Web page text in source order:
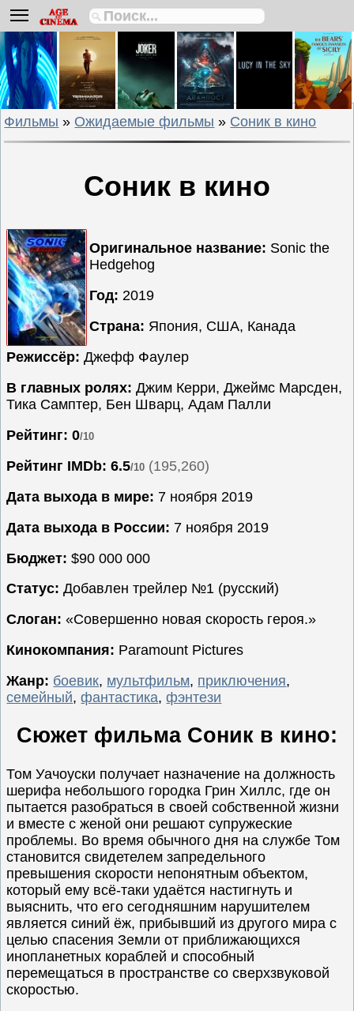
Биографии
Боевики
Вестерны
Военные
Детективы
Драмы
Мелодрамы
Мультфильмы
Мюзиклы
Приключения
Русские
фильмы
Сериалы
Ужасы
Фантастика
Новинки
кино
Фильмы » Ожидаемые фильмы » Соник в кино
Соник в кино
Оригинальное название: Sonic the
Hedgehog
Год: 2019
Страна: Япония, США, Канада
Режиссёр: Джефф Фаулер
В главных ролях: Джим Керри, Джеймс Марсден,
Тика Самптер, Бен Шварц, Адам Палли
Рейтинг: 0/10
Рейтинг IMDb: 6.5/10 (195,260)
Дата выхода в мире: 7 ноября 2019
Дата выхода в России: 7 ноября 2019
Бюджет: $90 000 000
Статус: Добавлен трейлер №1 (русский)
Слоган: «Совершенно новая скорость героя.»
Кинокомпания: Paramount Pictures
Жанр: боевик, мультфильм, приключения,
семейный,фантастика,фэнтези
Сюжет фильма Соник в кино:
Том Уачоуски получает назначение на должность
шерифа небольшого городка Грин Хиллс, где он
пытается разобраться в своей собственной жизни
и вместе с женой они решают супружеские
проблемы. Во время обычного дня на службе Том
становится свидетелем запредельного
превышения скорости непонятным объектом,
который ему всё-таки удаётся настигнуть и
выяснить, что его сегодняшним нарушителем
является синий ёж, прибывший из другого мира с
целью спасения Земли от приближающихся
инопланетных кораблей и способный
перемещаться в пространстве со сверхзвуковой
скоростью.